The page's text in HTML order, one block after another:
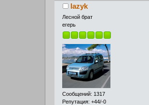
lazyk
Лесной брат
егерь
Сообщений: 1317
Репутация: +44/-0